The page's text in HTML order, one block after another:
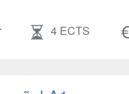
4 ECTS